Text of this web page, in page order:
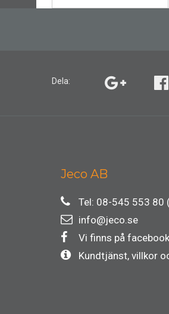
Dela:
Jeco AB
Tel: 08-545 553 80
info@jeco.se
Vi finns på facebook
Kundtjänst, villkor